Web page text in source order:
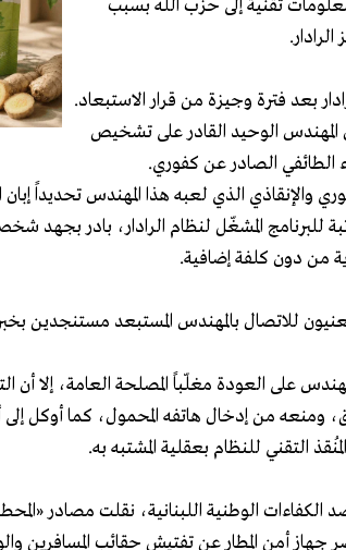
تقنية إلى حزب الله بسبب
بعد فترة وجيزة من قرار الاستبعاد.
المهندس الوحيد القادر على تشخيص
الطائفي الصادر عن كفوري.
للبرنامج المشغّل لنظام الرادار، بادر بجهد
من دون كلفة إضافية.
للاتصال بالمهندس المستبعد مستنجدين
على العودة مغلّباً المصلحة العامة، إلا أن
ومنعه من إدخال هاتفه المحمول، كما أوكل
التقني للنظام بعقلية المشتبه به.
الكفاءات الوطنية اللبنانية، نقلت مصادر
أمن المطار عن تفتيش حقائب المسافرين